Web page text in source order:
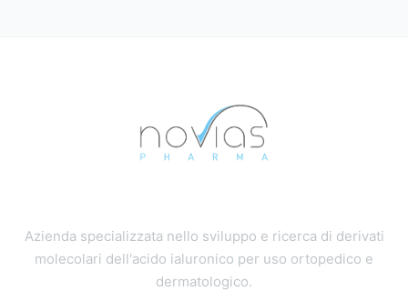
Azienda specializzata nello sviluppo e ricerca di derivati
molecolari dell'acido ialuronico per uso ortopedico e
dermatologico.